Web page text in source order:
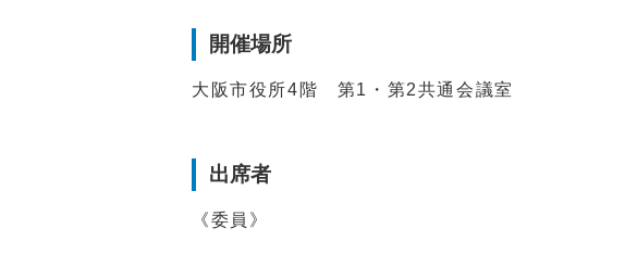
開催場所
大阪市役所4階 第1・第2共通会議室
出席者
《委員》